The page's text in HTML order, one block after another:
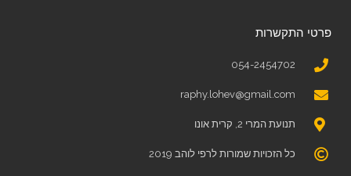
פרטי התקשרות
054-2454702
raphy.lohev@gmail.com
תנועת המרי 2, קרית אונו
כל הזכויות שמורות לרפי לוהב 2019